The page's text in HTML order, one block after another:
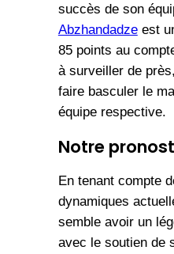
succès de son
Abzhandadzeest
85 points au
à surveiller de
faire basculer le
équipe respective.
Notre
En tenant compte
dynamiques
semble avoir un
avec le soutien de